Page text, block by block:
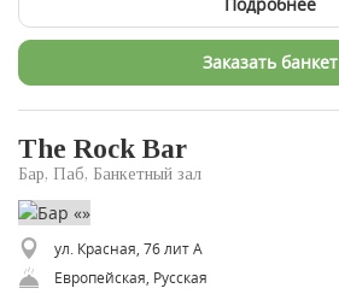
Заказать банкет
The Rock Bar
Бар, Паб, Банкетный зал
ул. Красная, 76 лит А
Европейская, Русская